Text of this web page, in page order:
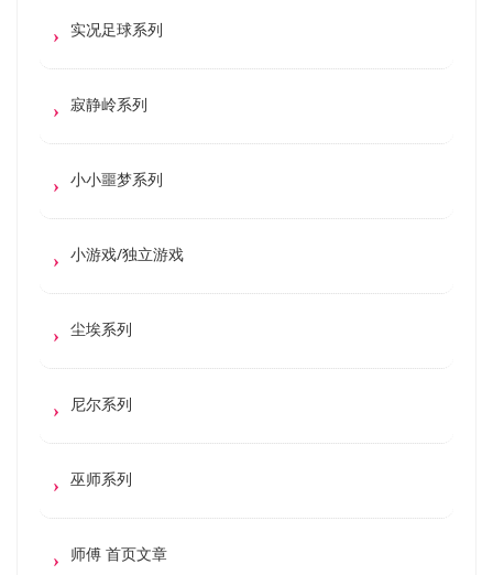
实况足球系列
寂静岭系列
小小噩梦系列
小游戏/独立游戏
尘埃系列
尼尔系列
巫师系列
师傅 首页文章